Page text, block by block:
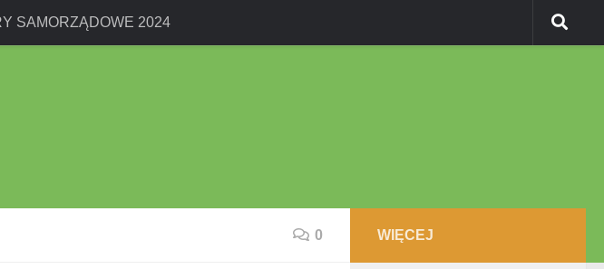
SAMORZĄDOWE 2024
0 WIĘCEJ